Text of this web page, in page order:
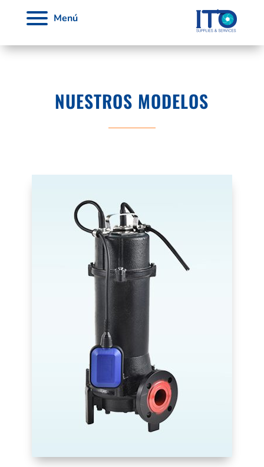
Menú
NUESTROS MODELOS